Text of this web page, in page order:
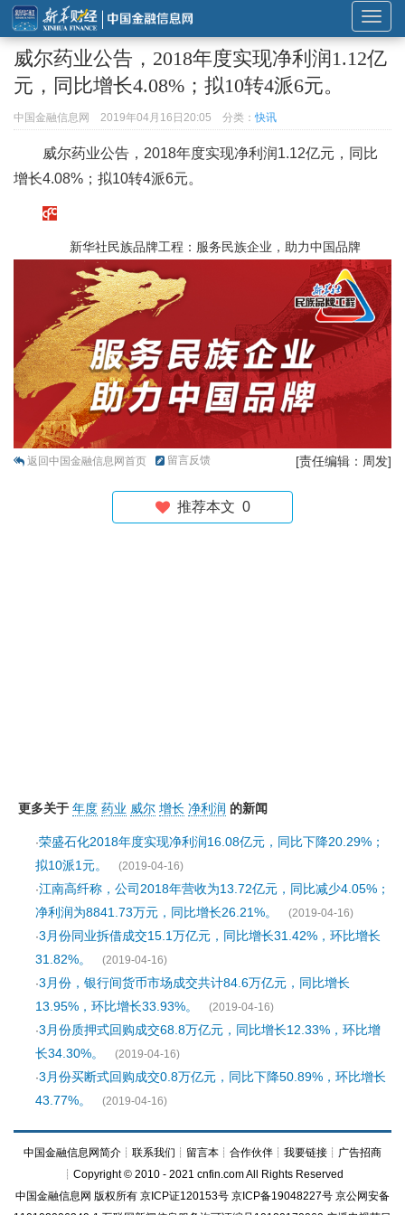
展
开
或
导
航
威尔药业公告，2018年度实现净利润1.12亿
元，同比增长4.08%；拟10转4派6元。
中国金融信息网 2019年04月16日20:05 分类：快讯
威尔药业公告，2018年度实现净利润1.12亿元，同比
增长4.08%；拟10转4派6元。
新华社民族品牌工程：服务民族企业，助力中国品牌
返回中国金融信息网首页 留言反馈 [责任编辑：周发]
推荐本文 0
更多关于 年度 药业 威尔 增长 净利润 的新闻
·荣盛石化2018年度实现净利润16.08亿元，同比下降20.29%；
拟10派1元。
(2019-04-16)
·江南高纤称，公司2018年营收为13.72亿元，同比减少4.05%；
净利润为8841.73万元，同比增长26.21%。
(2019-04-16)
·3月份同业拆借成交15.1万亿元，同比增长31.42%，环比增长
31.82%。
(2019-04-16)
·3月份，银行间货币市场成交共计84.6万亿元，同比增长
13.95%，环比增长33.93%。
(2019-04-16)
·3月份质押式回购成交68.8万亿元，同比增长12.33%，环比增
长34.30%。
(2019-04-16)
·3月份买断式回购成交0.8万亿元，同比下降50.89%，环比增长
43.77%。
(2019-04-16)
中国金融信息网简介 ┊ 联系我们 ┊ 留言本 ┊ 合作伙伴 ┊ 我要链接 ┊ 广告招商
┊Copyright © 2010 - 2021 cnfin.com All Rights Reserved
中国金融信息网 版权所有 京ICP证120153号 京ICP备19048227号 京公网安备